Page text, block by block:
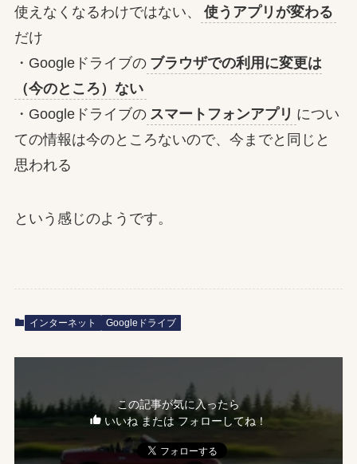
使えなくなるわけではない、
使うアプリが変わる
だけ
・Googleドライブの ブラウザでの利用に変更は
（今のところ）ない
・Googleドライブの スマートフォンアプリ につい
ての情報は今のところないので、今までと同じと
思われる
という感じのようです。
インターネット Googleドライブ
この記事が気に入ったら
いいね または フォローしてね！